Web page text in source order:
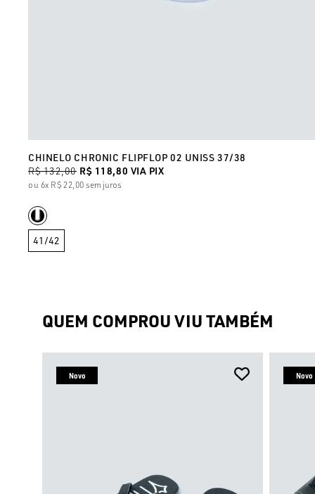
CHINELO CHRONIC FLIPFLOP 02 UNISS 37/38
R$ 118,80 VIA PIX
R$ 132,00
6x R$ 22,00sem juros
41/42
QUEM COMPROU VIU TAMBÉM
Novo Novo